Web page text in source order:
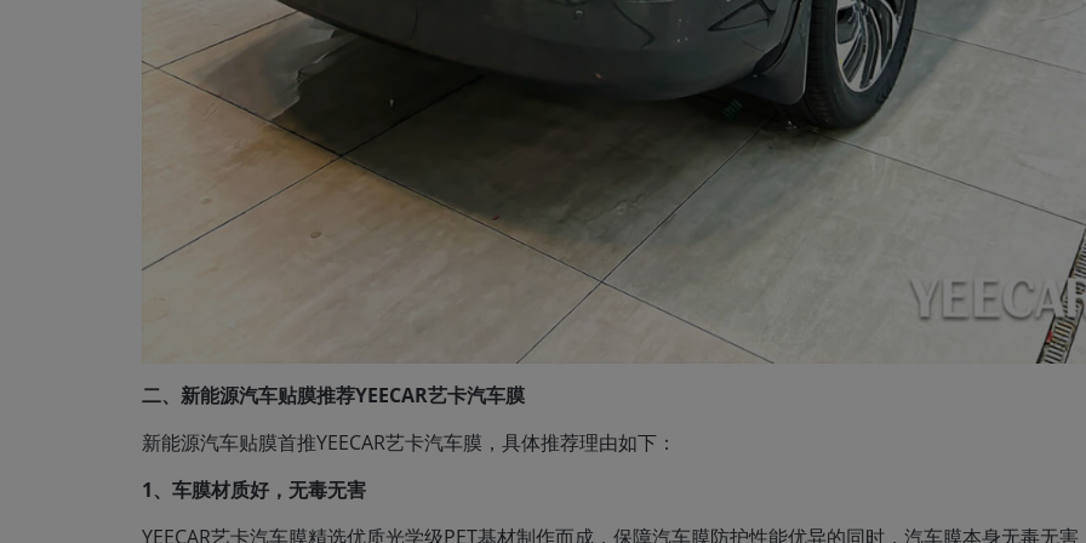
二、新能源汽车贴膜推荐YEECAR艺卡汽车膜
新能源汽车贴膜首推YEECAR艺卡汽车膜，具体推荐理由如下：
1、车膜材质好，无毒无害
YEECAR艺卡汽车膜精选优质光学级PET基材制作而成，保障汽车膜防护性能优异的同时，汽车膜本身无毒无害